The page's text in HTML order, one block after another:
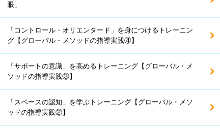
眼」
「コントロール・オリエンタード」を身につけるトレーニン
グ【グローバル・メソッドの指導実践④】
「サポートの意識」を高めるトレーニング【グローバル・メ
ソッドの指導実践③】
「スペースの認知」を学ぶトレーニング【グローバル・メソ
ッドの指導実践②】